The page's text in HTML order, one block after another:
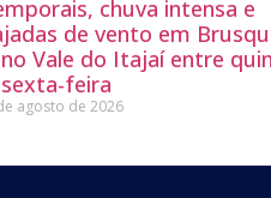
chuva intensa e
de vento em
Vale do Itajaí entre
feira
agosto de 2026